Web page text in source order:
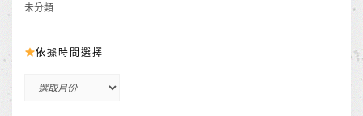
未分類
依據時間選擇